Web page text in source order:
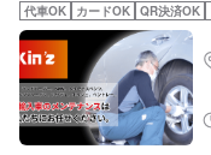
代車OK カードOK QR決済OK